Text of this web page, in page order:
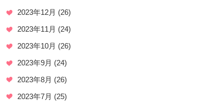
2023年12月 (26)
2023年11月 (24)
2023年10月 (26)
2023年9月 (24)
2023年8月 (26)
2023年7月 (25)